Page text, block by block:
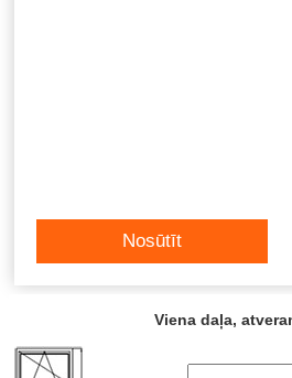
Nosūtīt
Viena daļa,